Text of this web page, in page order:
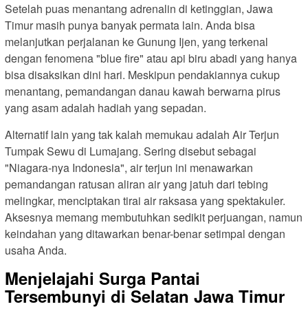
Setelah puas menantang adrenalin di ketinggian, Jawa
Timur masih punya banyak permata lain. Anda bisa
melanjutkan perjalanan ke Gunung Ijen, yang terkenal
dengan fenomena "blue fire" atau api biru abadi yang hanya
bisa disaksikan dini hari. Meskipun pendakiannya cukup
menantang, pemandangan danau kawah berwarna pirus
yang asam adalah hadiah yang sepadan.
Alternatif lain yang tak kalah memukau adalah Air Terjun
Tumpak Sewu di Lumajang. Sering disebut sebagai
"Niagara-nya Indonesia", air terjun ini menawarkan
pemandangan ratusan aliran air yang jatuh dari tebing
melingkar, menciptakan tirai air raksasa yang spektakuler.
Aksesnya memang membutuhkan sedikit perjuangan, namun
keindahan yang ditawarkan benar-benar setimpal dengan
usaha Anda.
Menjelajahi Surga Pantai
Tersembunyi di Selatan Jawa Timur